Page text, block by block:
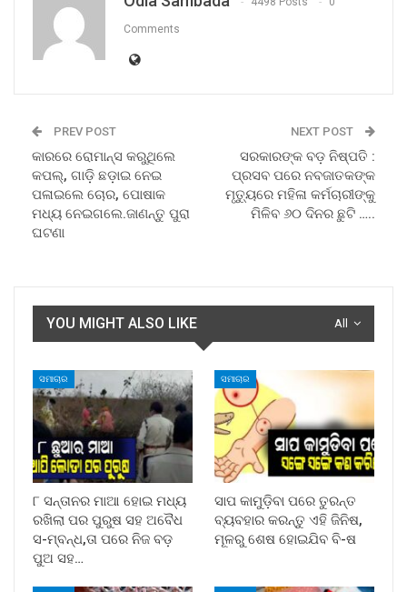
Comments
PREV POST
କାରରେ ରୋମାନ୍ସ କରୁଥିଲେ
କପଲ୍, ଗାଡ଼ି ଛଡ଼ାଇ ନେଇ
ପଳାଇଲେ ଚୋର, ପୋଷାକ
ମଧ୍ୟ ନେଇଗଲେ.ଜାଣନ୍ତୁ ପୁରା
ଘଟଣା
NEXT POST
ସରକାରଙ୍କ ବଡ଼ ନିଷ୍ପତି :
ପ୍ରସବ ପରେ ନବଜାତକଙ୍କ
ମୃତ୍ୟୁରେ ମହିଳା କର୍ମଚାରୀଙ୍କୁ
ମିଳିବ ୬୦ ଦିନର ଛୁଟି …..
All
YOU MIGHT ALSO LIKE
ସମାଚାର
୮ ସନ୍ତାନର ମାଆ ହୋଇ ମଧ୍ୟ
ରଖିଲା ପର ପୁରୁଷ ସହ ଅବୈଧ
ସ-ମ୍ବନ୍ଧ,ତା ପରେ ନିଜ ବଡ଼
ପୁଅ ସହ…
ସମାଚାର
ସାପ କାମୁଡ଼ିବା ପରେ ତୁରନ୍ତ
ବ୍ୟବହାର କରନ୍ତୁ ଏହି ଜିନିଷ,
ମୂଳରୁ ଶେଷ ହୋଇଯିବ ବି-ଷ